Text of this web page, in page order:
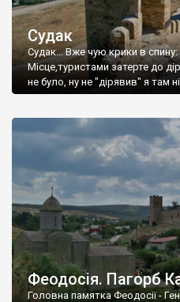
Судак
Судак... Вже чую крики в
Місце,туристами затерте до
не було, ну не "дірявив" я там
Феодосія. Пагорб
Головна памятка Феодосії -